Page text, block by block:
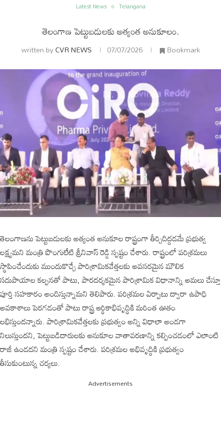
Latest News Telangana
తెలంగాణ పెట్టుబడులకు అత్యంత అనుకూలం.
written byCVR NEWS 07/07/2026 Bookmark
తెలంగాణను పెట్టుబడులకు అత్యంత అనుకూల రాష్ట్రంగా తీర్చిదిద్దడమే ప్రభుత్వ
లక్ష్యమని మంత్రి పొంగులేటి శ్రీనివాస్ రెడ్డి స్పష్టం చేశారు. రాష్ట్రంలో పరిశ్రమలు
స్థాపించేందుకు ముందుకొచ్చే పారిశ్రామికవేత్తలకు అవసరమైన మౌలిక
సదుపాయాల కల్పనతో పాటు, పారదర్శకమైన పారిశ్రామిక విధానాన్ని అమలు చేస్తూ
పూర్తి సహకారం అందిస్తున్నామని తెలిపారు. పరిశ్రమల ఏర్పాటు ద్వారా ఉపాధి
అవకాశాలు పెరగడంతో పాటు రాష్ట్ర ఆర్థికాభివృద్ధికి మరింత ఊతం
లభిస్తుందన్నారు. పారిశ్రామికవేత్తలకు ప్రభుత్వం అన్ని విధాలా అండగా
నిలుస్తుందని, పెట్టుబడిదారులకు అనుకూల వాతావరణాన్ని కల్పించడంలో ఎలాంటి
రాజీ ఉండదని మంత్రి స్పష్టం చేశారు. పరిశ్రమల అభివృద్ధికి ప్రభుత్వం
తీసుకుంటున్న చర్యలు.
Advertisements
అంతర్జాతీయం